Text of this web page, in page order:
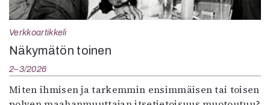
Verkkoartikkeli
Näkymätön toinen
2–3/2026
Miten ihmisen ja tarkemmin ensimmäisen tai toisen